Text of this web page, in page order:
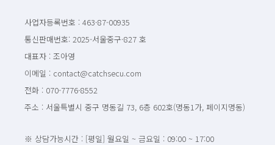
사업자등록번호 : 463-87-00935
통신판매번호: 2025-서울중구-827 호
대표자 : 조아영
이메일 : contact@catchsecu.com
전화 : 070-7776-8552
주소 : 서울특별시 중구 명동길 73, 6층 602호(명동1가, 페이지명동)
※ 상담가능시간 : [평일] 월요일 ~ 금요일 : 09:00 ~ 17:00